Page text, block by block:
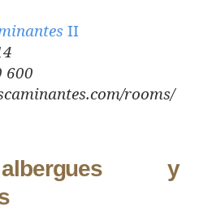
II
600
rooms/
y